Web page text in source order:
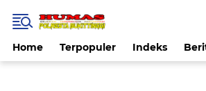
Home Terpopuler Indeks